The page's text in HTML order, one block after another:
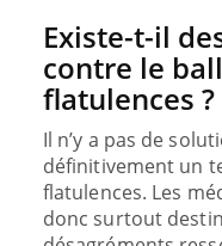
Existe-t-il
contre le
flatulences ?
Il n’y a pas de
définitivement un
flatulences. Les
donc surtout